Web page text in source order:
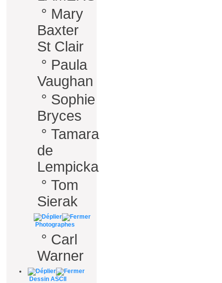
° Mary
Baxter
St Clair
° Paula
Vaughan
° Sophie
Bryces
° Tamara
de
Lempicka
° Tom
Sierak
Photographes
° Carl
Warner
Dessin ASCII